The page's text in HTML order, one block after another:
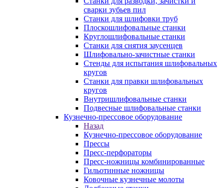
сварки зубьев пил
Станки для шлифовки труб
Плоскошлифовальные станки
Круглошлифовальные станки
Станки для снятия заусенцев
Шлифовально-зачистные станки
Стенды для испытания шлифовальных
кругов
Станки для правки шлифовальных
кругов
Внутришлифовальные станки
Подвесные шлифовальные станки
Кузнечно-прессовое оборудование
Назад
Кузнечно-прессовое оборудование
Прессы
Пресс-перфораторы
Пресс-ножницы комбинированные
Гильотинные ножницы
Ковочные кузнечные молоты